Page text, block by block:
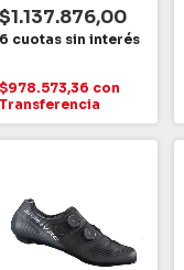
$1.137.876,00
$978.573,36 con
Transferencia